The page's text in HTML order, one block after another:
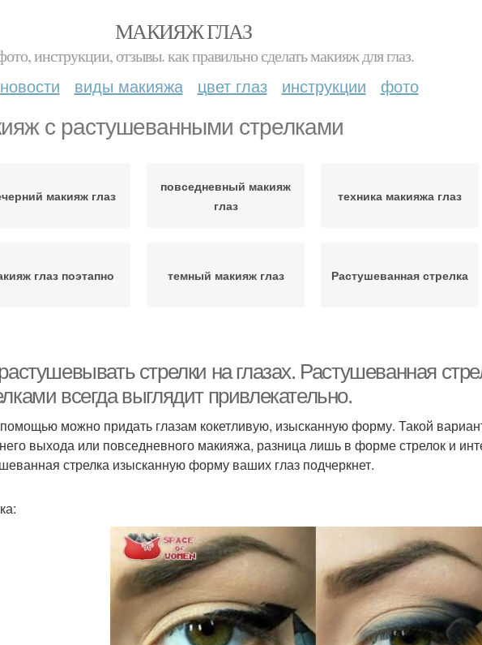
МАКИЯЖ ГЛАЗ
инструкции, отзывы. как правильно сделать макияж для глаз.
новости виды макияжа цвет глаз инструкции фото
с растушеванными стрелками
макияж глаз
повседневный макияж
глаз
техника макияжа глаз
глаз поэтапно темный макияж глаз Растушеванная стрелка
растушеванной стрелки
с растушевкой
стрелки на глазах. Растушеванная
всегда выглядит привлекательно.
можно придать глазам кокетливую, изысканную форму. Такой
выхода или повседневного макияжа, разница лишь в форме стрелок и
стрелка изысканную форму ваших глаз подчеркнет.